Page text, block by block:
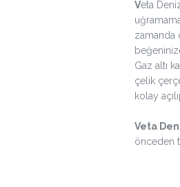
Veta
zamanda
Gaz altı
çelik
kolay
Veta
önceden